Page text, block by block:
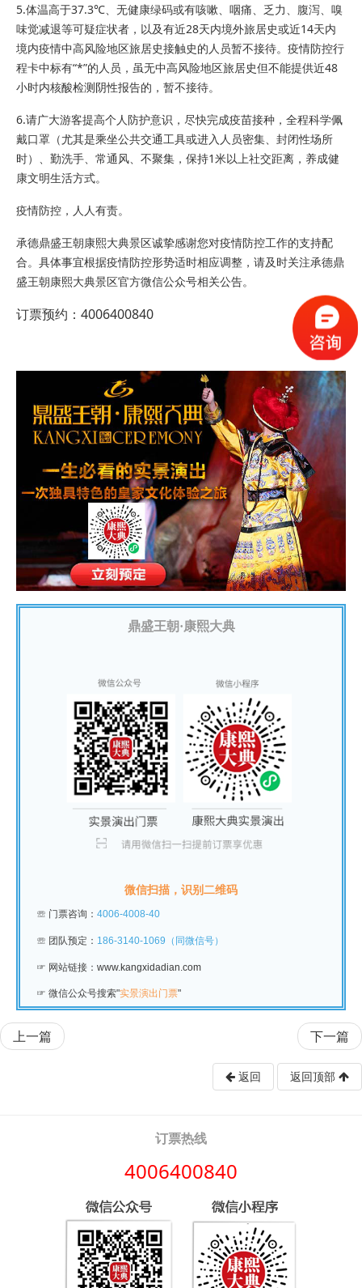
5.体温高于37.3℃、无健康绿码或有咳嗽、咽痛、乏力、腹泻、嗅
味觉减退等可疑症状者，以及有近28天内境外旅居史或近14天内
境内疫情中高风险地区旅居史接触史的人员暂不接待。疫情防控行
程卡中标有“*”的人员，虽无中高风险地区旅居史但不能提供近48
小时内核酸检测阴性报告的，暂不接待。
6.请广大游客提高个人防护意识，尽快完成疫苗接种，全程科学佩
戴口罩（尤其是乘坐公共交通工具或进入人员密集、封闭性场所
时）、勤洗手、常通风、不聚集，保持1米以上社交距离，养成健
康文明生活方式。
疫情防控，人人有责。
承德鼎盛王朝康熙大典景区诚挚感谢您对疫情防控工作的支持配
合。具体事宜根据疫情防控形势适时相应调整，请及时关注承德鼎
盛王朝康熙大典景区官方微信公众号相关公告。
订票预约：4006400840
鼎盛王朝·康熙大典
微信扫描，识别二维码
☏ 门票咨询： 4006-4008-40
☏ 团队预定： 186-3140-1069（同微信号）
☞ 网站链接： www.kangxidadian.com
☞ 微信公众号搜索"实景演出门票"
上一篇 下一篇
返回 返回顶部
订票热线
4006400840